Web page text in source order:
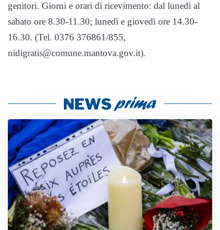
genitori. Giorni e orari di ricevimento: dal lunedì al
sabato ore 8.30-11.30; lunedì e giovedì ore 14.30-
16.30. (Tel. 0376 376861/855,
nidigratis@comune.mantova.gov.it).